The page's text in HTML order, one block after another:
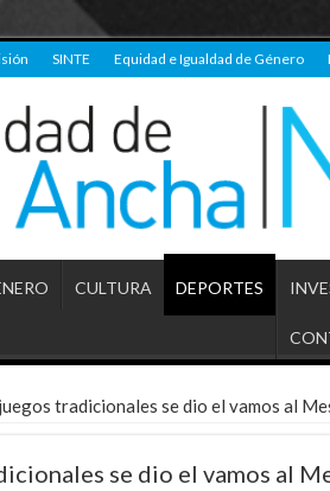
SINTE Equidad e Igualdad de Género
CULTURA DEPORTES
tradicionales se dio el vamos al
se dio el vamos al